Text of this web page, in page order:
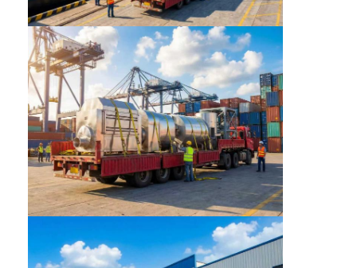
Fatory Tour
Controllo di qualità
Contattaci
notizie
Tutti i casi
Essiccatore di spruzzo centrifugo ad alta velocità
Essiccatore a letto fluidizzato di vibrazione